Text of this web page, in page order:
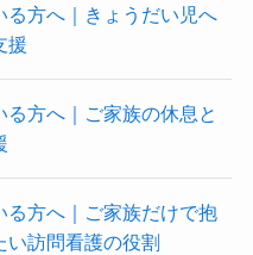
方へ｜きょうだい児へ
援
方へ｜ご家族の休息と
方へ｜ご家族だけで抱
い訪問看護の役割